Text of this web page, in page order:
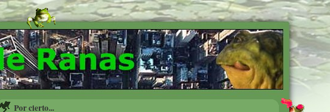
Por cierto...